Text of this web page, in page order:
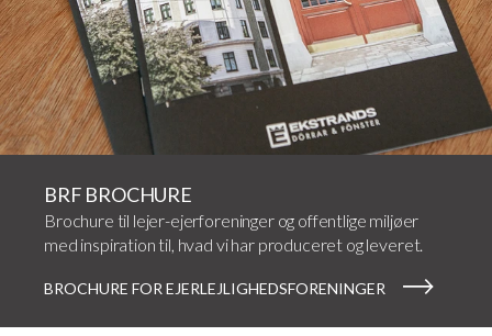
BRF BROCHURE
Brochure til lejer-ejerforeninger og offentlige miljøer
med inspiration til, hvad vi har produceret og leveret.
BROCHURE FOR EJERLEJLIGHEDSFORENINGER